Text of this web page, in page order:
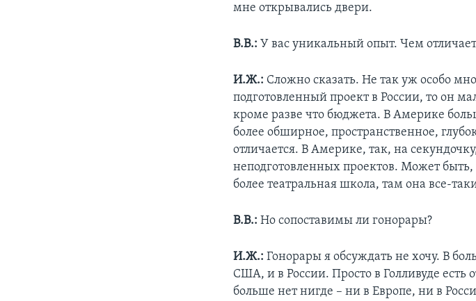
мне открывались двери.
В.В.:У вас уникальный опыт. Чем
И.Ж.: Сложно сказать. Не так уж особо
подготовленный проект в России, то он
кроме разве что бюджета. В Америке
более обширное, пространственное,
отличается. В Америке, так, на
неподготовленных проектов. Может
более театральная школа, там она все-
В.В.: Но сопоставимы ли гонорары?
И.Ж.: Гонорары я обсуждать не хочу. В
США, и в России. Просто в Голливуде есть
больше нет нигде – ни в Европе, ни в